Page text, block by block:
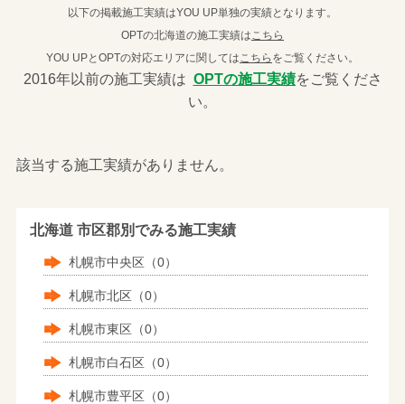
以下の掲載施工実績はYOU UP単独の実績となります。
OPTの北海道の施工実績はこちら
YOU UPとOPTの対応エリアに関してはこちら をご覧ください。
2016年以前の施工実績は OPTの施工実績をご覧くださ
い。
該当する施工実績がありません。
北海道 市区郡別でみる施工実績
札幌市中央区（0）
札幌市北区（0）
札幌市東区（0）
札幌市白石区（0）
札幌市豊平区（0）